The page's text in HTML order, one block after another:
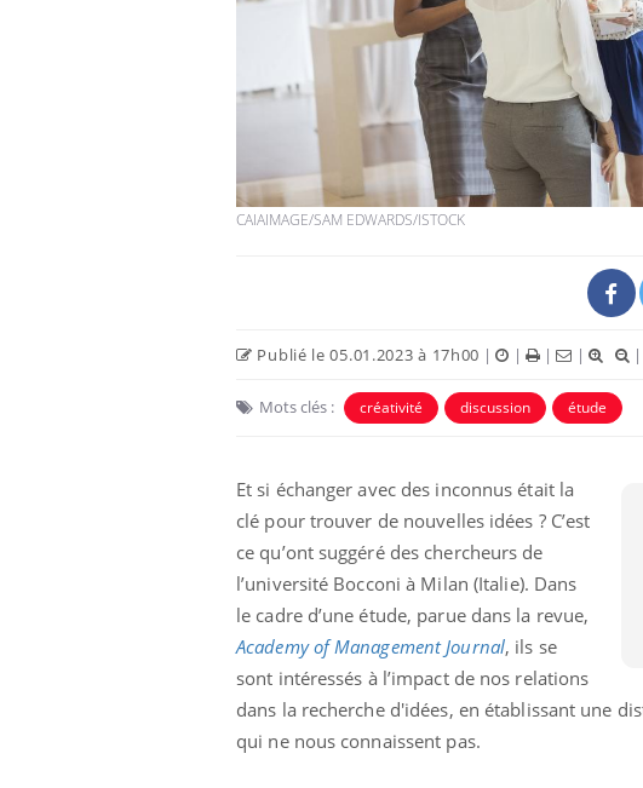
CAIAIMAGE/SAM EDWARDS/ISTOCK
Publié le 05.01.2023 à 17h00 | | | |
Mots clés : créativité discussion étude
Et si échanger avec des inconnus était la
clé pour trouver de nouvelles idées ? C’est
ce qu’ont suggéré des chercheurs de
l’université Bocconi à Milan (Italie). Dans
le cadre d’une étude, parue dans la revue,
Academy of Management Journal, ils se
sont intéressés à l’impact de nos relations
dans la recherche d'idées, en établissant une
qui ne nous connaissent pas.
Comment oublier les
écrans en vacances ?
Toujours connectés :
comment le travail
empiète de plus en plus
sur nos soirées